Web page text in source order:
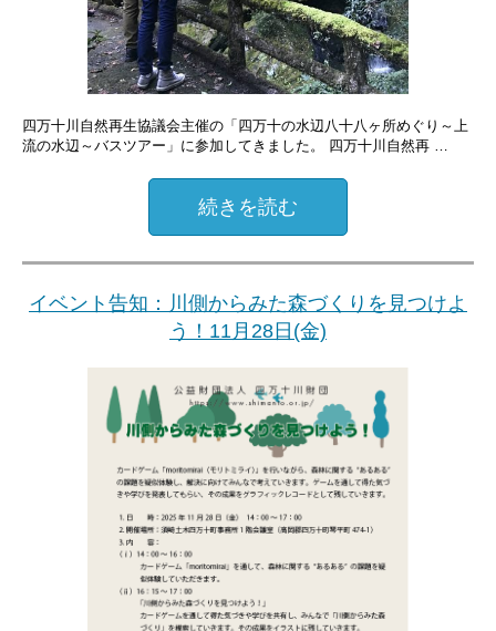
四万十川自然再生協議会主催の「四万十の水辺八十八ヶ所めぐり～上
流の水辺～バスツアー」に参加してきました。 四万十川自然再 …
続きを読む
イベント告知：川側からみた森づくりを見つけよ
う！11月28日(金)